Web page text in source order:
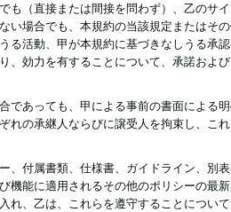
も（直接または間接を問わず）、乙のサ
い場合でも、本規約の当該規定またはそ
る活動、甲が本規約に基づきなしうる承
、効力を有することについて、承諾およ
であっても、甲による事前の書面による
れの承継人ならびに譲受人を拘束し、こ
、付属書類、仕様書、ガイドライン、別
機能に適用されるその他のポリシーの最
れ、乙は、これらを遵守することにつ